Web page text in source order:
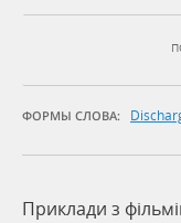
ФОРМЫ СЛОВА:
Приклади з